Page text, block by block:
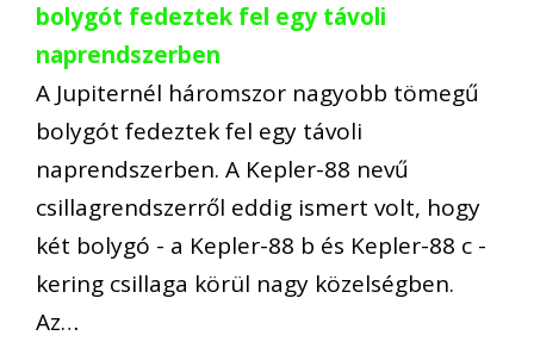
bolygót fedeztek fel egy távoli
naprendszerben
A Jupiternél háromszor nagyobb tömegű
bolygót fedeztek fel egy távoli
naprendszerben. A Kepler-88 nevű
csillagrendszerről eddig ismert volt, hogy
két bolygó - a Kepler-88 b és Kepler-88 c -
kering csillaga körül nagy közelségben.
Az…